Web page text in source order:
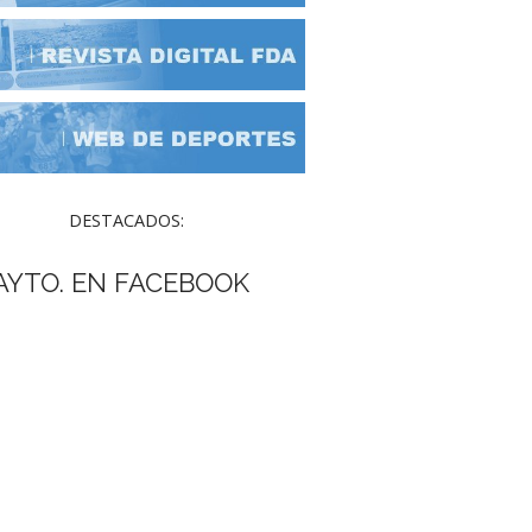
DESTACADOS:
EN FACEBOOK